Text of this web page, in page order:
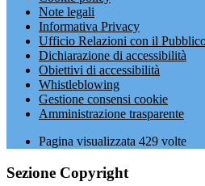
Note legali
Informativa Privacy
Ufficio Relazioni con il
Dichiarazione di accessibilità
Obiettivi di accessibilità
Whistleblowing
Gestione consensi cookie
Amministrazione trasparente
Pagina visualizzata 429 volte
Sezione Copyright